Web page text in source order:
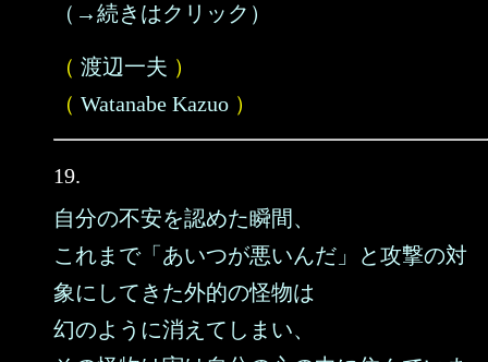
（→続きはクリック）
（ 渡辺一夫 ）
（ Watanabe Kazuo ）
19.
自分の不安を認めた瞬間、
これまで「あいつが悪いんだ」と攻撃の対
象にしてきた外的の怪物は
幻のように消えてしまい、